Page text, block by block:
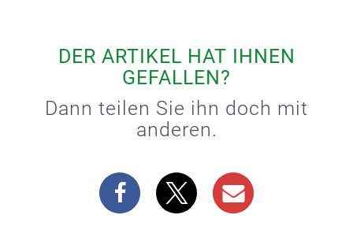
DER ARTIKEL HAT IHNEN
GEFALLEN?
Dann teilen Sie ihn doch mit
anderen.